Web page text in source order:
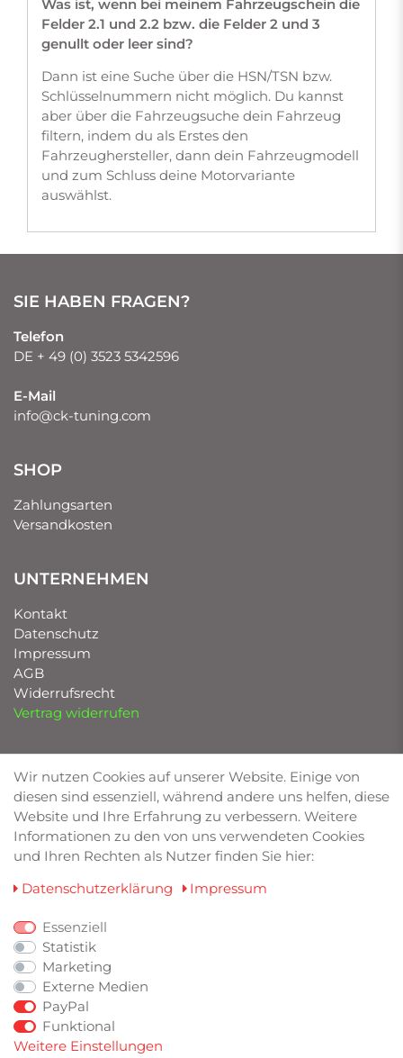
Was ist, wenn bei meinem Fahrzeugschein die
Felder 2.1 und 2.2 bzw. die Felder 2 und 3
genullt oder leer sind?
Dann ist eine Suche über die HSN/TSN bzw.
Schlüsselnummern nicht möglich. Du kannst
aber über die Fahrzeugsuche dein Fahrzeug
filtern, indem du als Erstes den
Fahrzeughersteller, dann dein Fahrzeugmodell
und zum Schluss deine Motorvariante
auswählst.
SIE HABEN FRAGEN?
Telefon
DE + 49 (0) 3523 5342596
E-Mail
info@ck-tuning.com
SHOP
Zahlungsarten
Versandkosten
UNTERNEHMEN
Kontakt
Datenschutz
Impressum
AGB
Widerrufsrecht
Vertrag widerrufen
UNSERE MARKEN
Bilstein von Deimann
Eibach
Friedrich Motorsport
Lowtec
TA Technix
RaceChip
ZAHLUNGSARTEN
Wir nutzen Cookies auf unserer Website. Einige von
diesen sind essenziell, während andere uns helfen, diese
Website und Ihre Erfahrung zu verbessern. Weitere
Informationen zu den von uns verwendeten Cookies
und Ihren Rechten als Nutzer finden Sie hier:
Daten­schutz­erklärung
Impressum
Essenziell
Statistik
Marketing
Externe Medien
PayPal
Funktional
Weitere Einstellungen